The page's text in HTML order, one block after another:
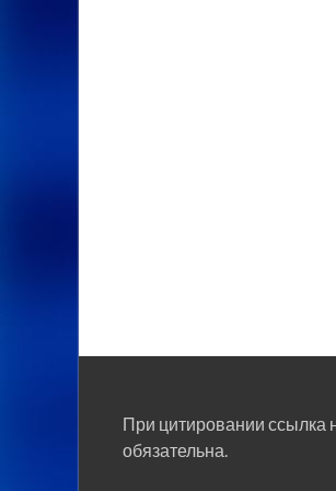
При цитировании ссылка
обязательна.